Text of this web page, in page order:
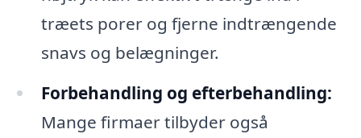
træets porer og fjerne indtrængende
snavs og belægninger.
Forbehandling og efterbehandling:
Mange firmaer tilbyder også